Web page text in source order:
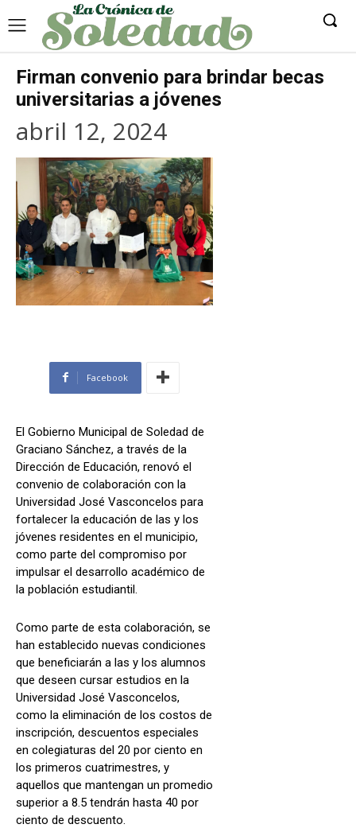
Firman convenio para brindar becas
universitarias a jóvenes
abril 12, 2024
Facebook
El Gobierno Municipal de Soledad de
Graciano Sánchez, a través de la
Dirección de Educación, renovó el
convenio de colaboración con la
Universidad José Vasconcelos para
fortalecer la educación de las y los
jóvenes residentes en el municipio,
como parte del compromiso por
impulsar el desarrollo académico de
la población estudiantil.
Como parte de esta colaboración, se
han establecido nuevas condiciones
que beneficiarán a las y los alumnos
que deseen cursar estudios en la
Universidad José Vasconcelos,
como la eliminación de los costos de
inscripción, descuentos especiales
en colegiaturas del 20 por ciento en
los primeros cuatrimestres, y
aquellos que mantengan un promedio
superior a 8.5 tendrán hasta 40 por
ciento de descuento.